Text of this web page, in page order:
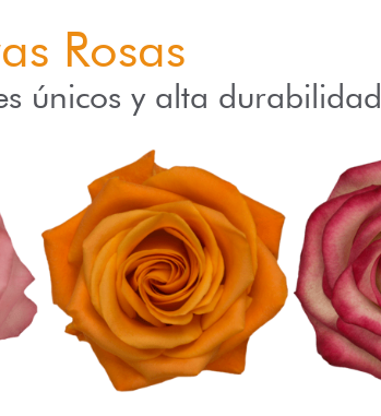
Rosas
únicos y alta durabilidad